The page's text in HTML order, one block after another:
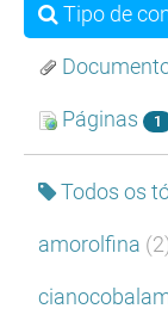
Tipo de
Páginas 1
Todos os
amorolfina